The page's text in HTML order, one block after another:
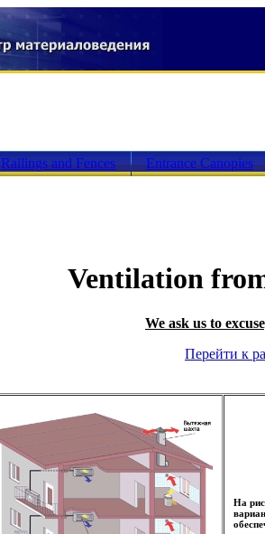
Railings and Fences Entrance Canopies
Ventilation
We ask us to
Перейти к
На